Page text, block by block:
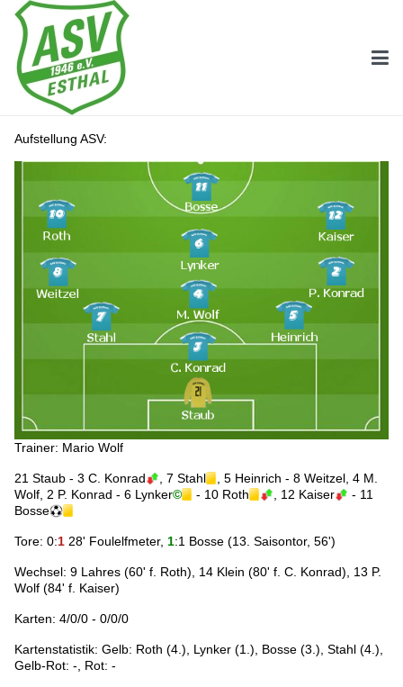
Aufstellung ASV:
Trainer: Mario Wolf
21 Staub - 3 C. Konrad , 7 Stahl
, 5 Heinrich - 8 Weitzel, 4 M.
Wolf, 2 P. Konrad - 6 Lynker© - 10 Roth , 12 Kaiser
- 11
Bosse
Tore: 0:1 28' Foulelfmeter, 1:1 Bosse (13. Saisontor, 56')
Wechsel: 9 Lahres (60' f. Roth), 14 Klein (80' f. C. Konrad), 13 P.
Wolf (84' f. Kaiser)
Karten: 4/0/0 - 0/0/0
Kartenstatistik: Gelb: Roth (4.), Lynker (1.), Bosse (3.), Stahl (4.),
Gelb-Rot: -, Rot: -